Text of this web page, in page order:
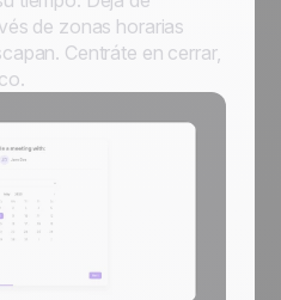
de zonas horarias
Centráte en cerrar,